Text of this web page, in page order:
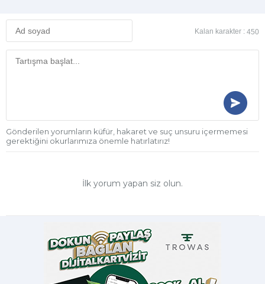
Kalan karakter : 450
Gönderilen yorumların küfür, hakaret ve suç unsuru içermemesi
gerektiğini okurlarımıza önemle hatırlatırız!
İlk yorum yapan siz olun.